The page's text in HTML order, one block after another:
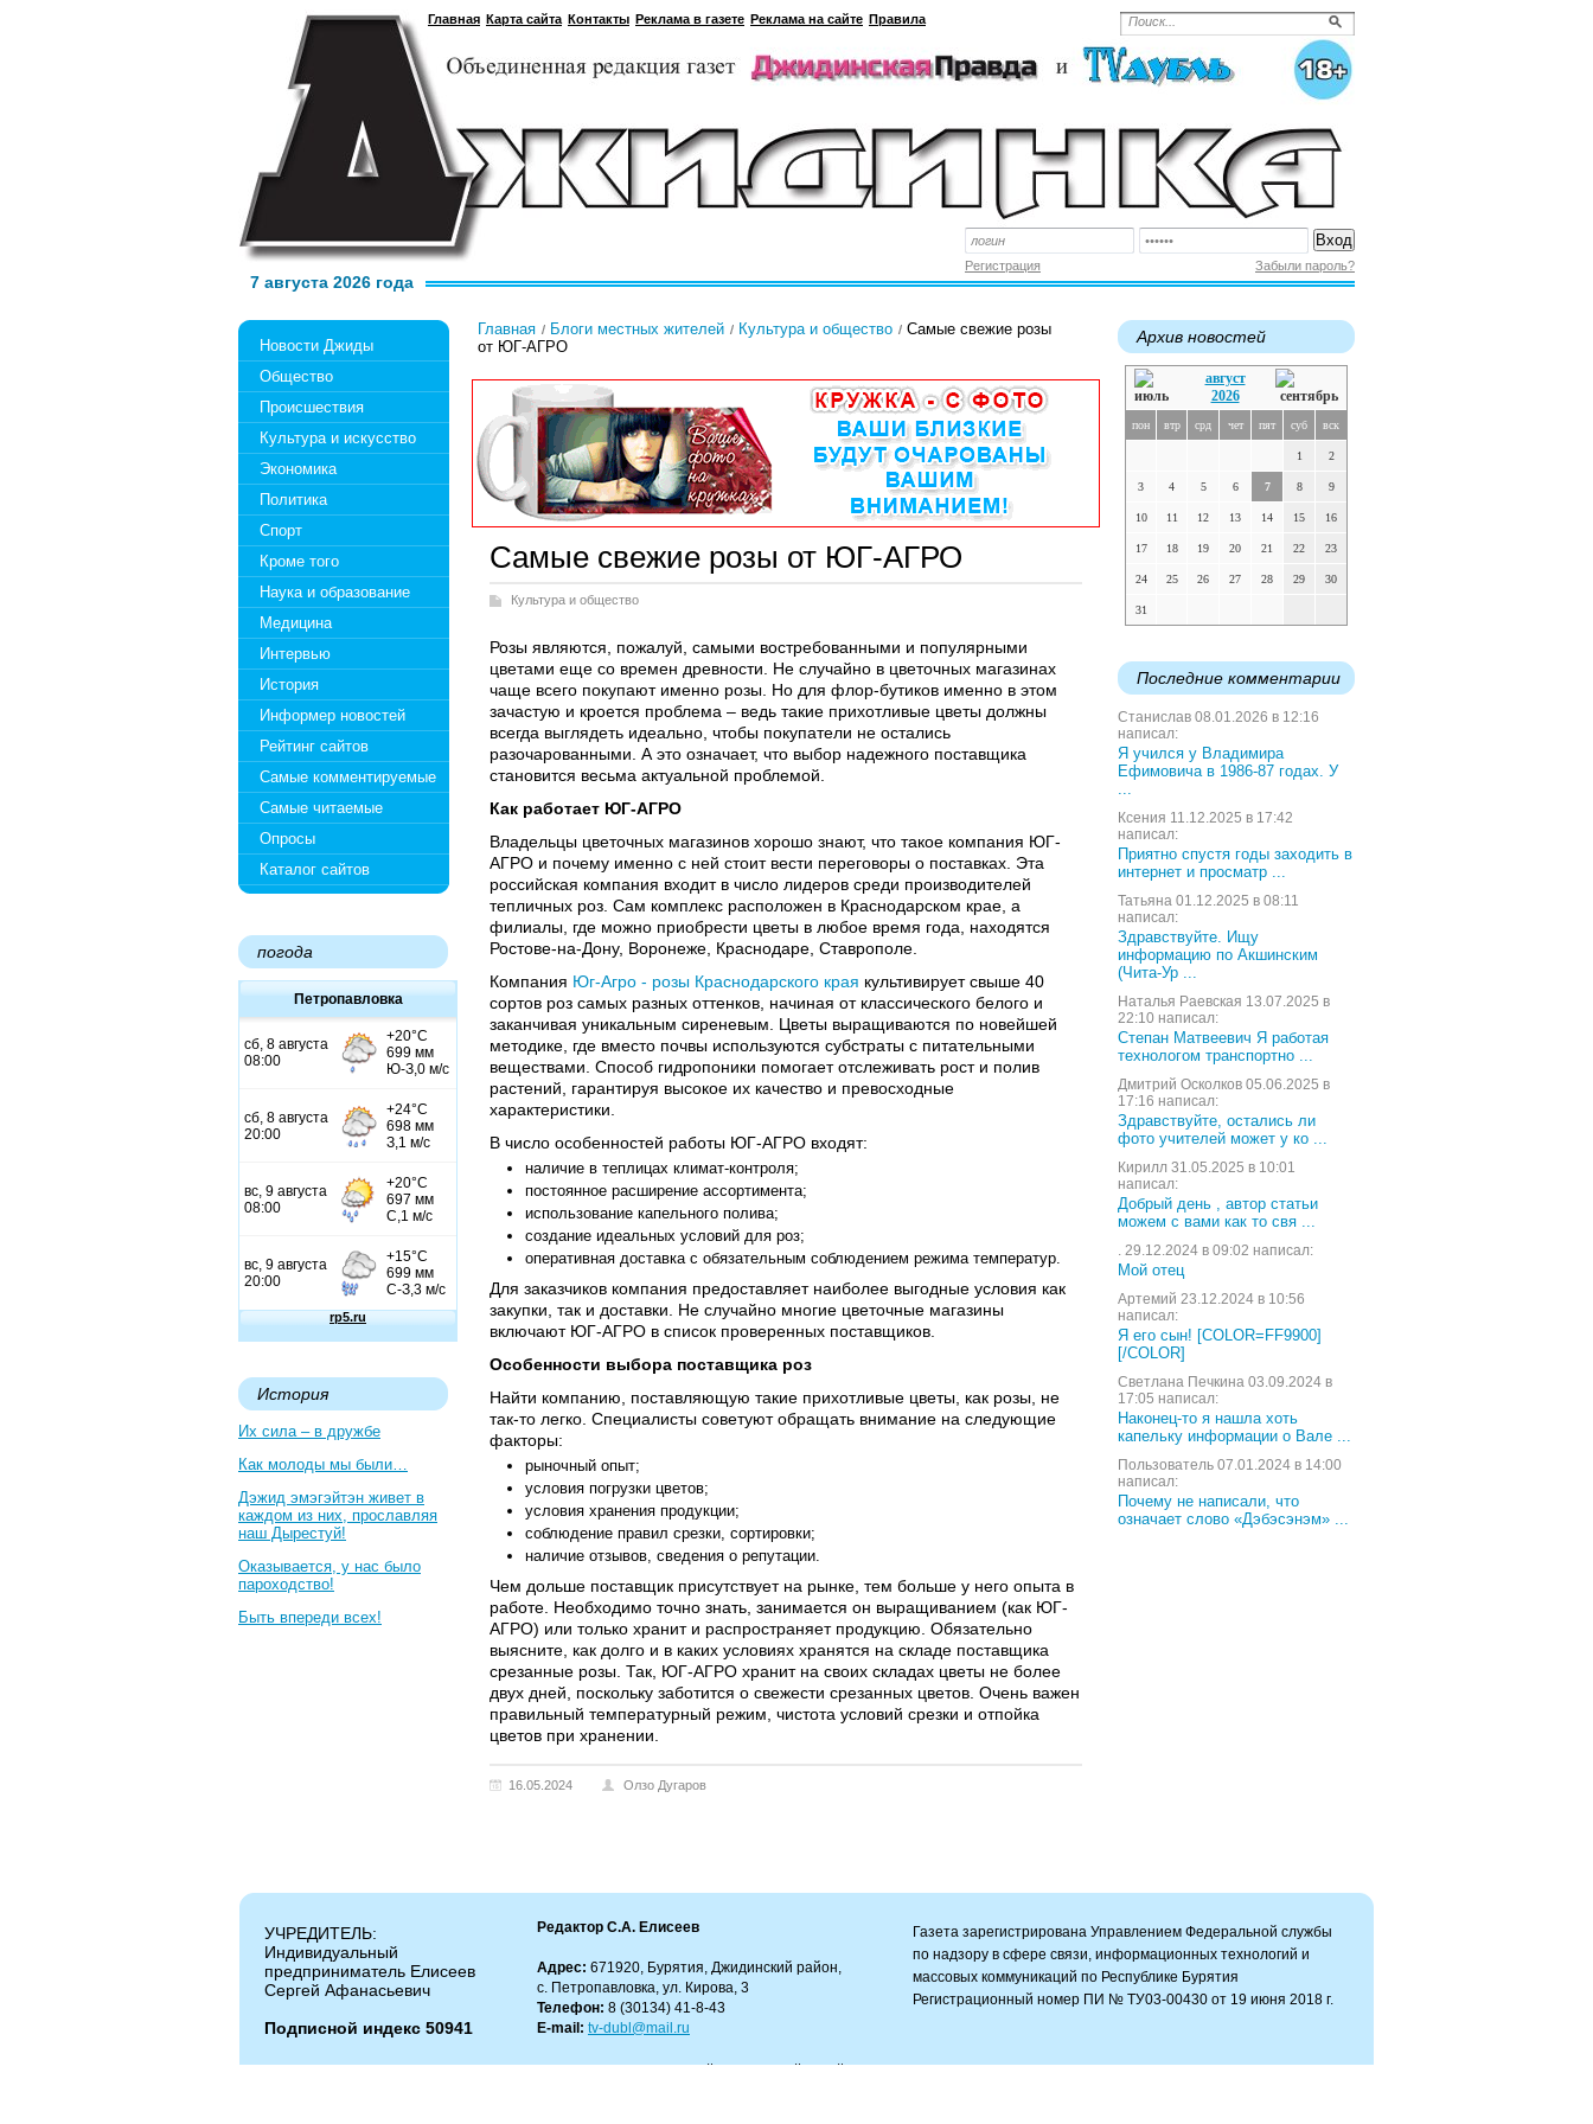
Главная Карта сайта Контакты Реклама в газете Реклама на сайте Правила
Регистрация Забыли пароль?
7 августа 2026 года
Новости Джиды
Общество
Происшествия
Культура и искусство
Экономика
Политика
Спорт
Кроме того
Наука и образование
Медицина
Интервью
История
Информер новостей
Рейтинг сайтов
Самые комментируемые
Самые читаемые
Опросы
Каталог сайтов
погода
Петропавловка
История
Их сила – в дружбе
Как молоды мы были…
Дэжид эмэгэйтэн живет в
каждом из них, прославляя
наш Дырестуй!
Оказывается, у нас было
пароходство!
Быть впереди всех!
Главная Блоги местных жителей Культура и общество
Самые свежие розы
от ЮГ-АГРО
Самые свежие розы от ЮГ-АГРО
Культура и общество
Розы являются, пожалуй, самыми востребованными и популярными
цветами еще со времен древности. Не случайно в цветочных магазинах
чаще всего покупают именно розы. Но для флор-бутиков именно в этом
зачастую и кроется проблема – ведь такие прихотливые цветы должны
всегда выглядеть идеально, чтобы покупатели не остались
разочарованными. А это означает, что выбор надежного поставщика
становится весьма актуальной проблемой.
Как работает ЮГ-АГРО
Владельцы цветочных магазинов хорошо знают, что такое компания ЮГ-
АГРО и почему именно с ней стоит вести переговоры о поставках. Эта
российская компания входит в число лидеров среди производителей
тепличных роз. Сам комплекс расположен в Краснодарском крае, а
филиалы, где можно приобрести цветы в любое время года, находятся
Ростове-на-Дону, Воронеже, Краснодаре, Ставрополе.
Компания Юг-Агро - розы Краснодарского края культивирует свыше 40
сортов роз самых разных оттенков, начиная от классического белого и
заканчивая уникальным сиреневым. Цветы выращиваются по новейшей
методике, где вместо почвы используются субстраты с питательными
веществами. Способ гидропоники помогает отслеживать рост и полив
растений, гарантируя высокое их качество и превосходные
характеристики.
В число особенностей работы ЮГ-АГРО входят:
наличие в теплицах климат-контроля;
постоянное расширение ассортимента;
использование капельного полива;
создание идеальных условий для роз;
оперативная доставка с обязательным соблюдением режима температур.
Для заказчиков компания предоставляет наиболее выгодные условия как
закупки, так и доставки. Не случайно многие цветочные магазины
включают ЮГ-АГРО в список проверенных поставщиков.
Особенности выбора поставщика роз
Найти компанию, поставляющую такие прихотливые цветы, как розы, не
так-то легко. Специалисты советуют обращать внимание на следующие
факторы:
рыночный опыт;
условия погрузки цветов;
условия хранения продукции;
соблюдение правил срезки, сортировки;
наличие отзывов, сведения о репутации.
Чем дольше поставщик присутствует на рынке, тем больше у него опыта в
работе. Необходимо точно знать, занимается он выращиванием (как ЮГ-
АГРО) или только хранит и распространяет продукцию. Обязательно
выясните, как долго и в каких условиях хранятся на складе поставщика
срезанные розы. Так, ЮГ-АГРО хранит на своих складах цветы не более
двух дней, поскольку заботится о свежести срезанных цветов. Очень важен
правильный температурный режим, чистота условий срезки и отпойка
цветов при хранении.
16.05.2024 Олзо Дугаров
Архив новостей
август
2026
пон втр срд чет пят суб вск
1 2
3 4 5 6 7 8 9
10 11 12 13 14 15 16
17 18 19 20 21 22 23
24 25 26 27 28 29 30
31
Последние комментарии
Станислав 08.01.2026 в 12:16
написал:
Я учился у Владимира
Ефимовича в 1986-87 годах. У
...
Ксения 11.12.2025 в 17:42
написал:
Приятно спустя годы заходить в
интернет и просматр ...
Татьяна 01.12.2025 в 08:11
написал:
Здравствуйте. Ищу
информацию по Акшинским
(Чита-Ур ...
Наталья Раевская 13.07.2025 в
22:10 написал:
Степан Матвеевич Я работая
технологом транспортно ...
Дмитрий Осколков 05.06.2025 в
17:16 написал:
Здравствуйте, остались ли
фото учителей может у ко ...
Кирилл 31.05.2025 в 10:01
написал:
Добрый день , автор статьи
можем с вами как то свя ...
. 29.12.2024 в 09:02 написал:
Мой отец
Артемий 23.12.2024 в 10:56
написал:
Я его сын! [COLOR=FF9900]
[/COLOR]
Светлана Печкина 03.09.2024 в
17:05 написал:
Наконец-то я нашла хоть
капельку информации о Вале ...
Пользователь 07.01.2024 в 14:00
написал:
Почему не написали, что
означает слово «Дэбэсэнэм» ...
УЧРЕДИТЕЛЬ:
Индивидуальный
предприниматель Елисеев
Сергей Афанасьевич
Подписной индекс 50941
Редактор С.А. Елисеев
Адрес: 671920, Бурятия, Джидинский район,
с. Петропавловка, ул. Кирова, 3
Телефон: 8 (30134) 41-8-43
E-mail: tv-dubl@mail.ru
Газета зарегистрирована Управлением Федеральной службы
по надзору в сфере связи, информационных технологий и
массовых коммуникаций по Республике Бурятия
Регистрационный номер ПИ № ТУ03-00430 от 19 июня 2018 г.
Копирование и цитирование материалов разрешено только с работающей гиперссылкой на сайт.